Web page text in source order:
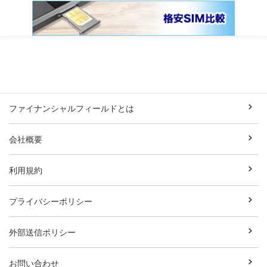
ファイナンシャルフィールドとは
会社概要
利用規約
プライバシーポリシー
外部送信ポリシー
お問い合わせ